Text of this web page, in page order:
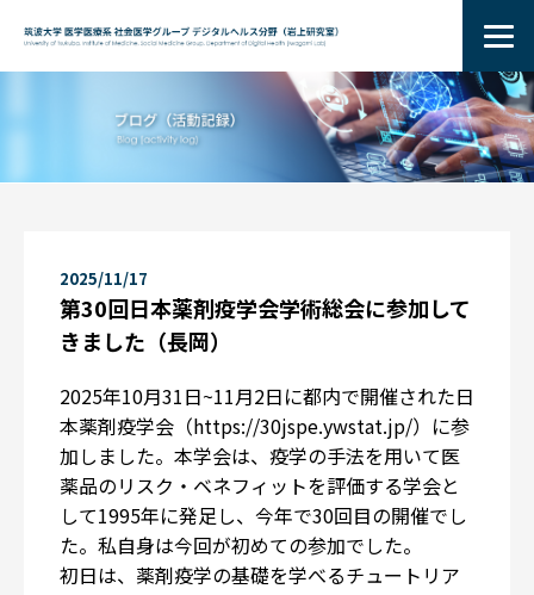
2025/11/17
第30回日本薬剤疫学会学術総会に参加して
きました（長岡）
2025年10月31日~11月2日に都内で開催された日
本薬剤疫学会（https://30jspe.ywstat.jp/）に参
加しました。本学会は、疫学の手法を用いて医
薬品のリスク・ベネフィットを評価する学会と
して1995年に発足し、今年で30回目の開催でし
た。私自身は今回が初めての参加でした。
初日は、薬剤疫学の基礎を学べるチュートリア